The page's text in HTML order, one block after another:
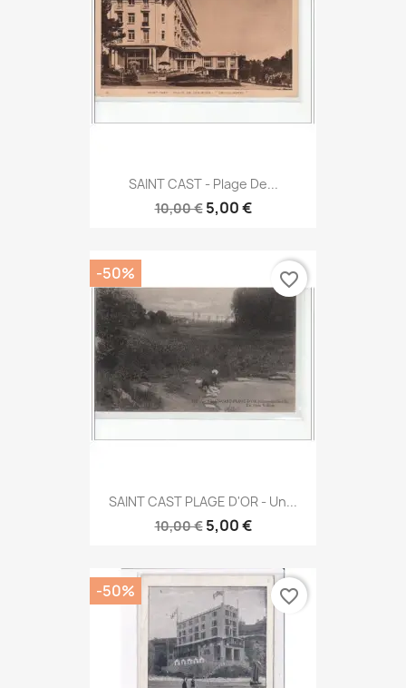
SAINT CAST - Plage De...
10,00 € 5,00 €
SAINT CAST PLAGE D'OR - Un...
10,00 € 5,00 €
-50% favorite_border
-50% favorite_border